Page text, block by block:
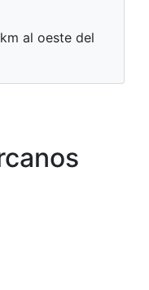
al oeste del